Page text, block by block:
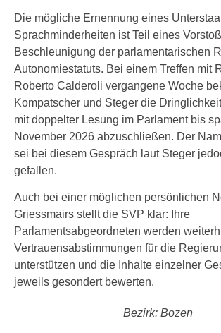
Die mögliche Ernennung eines
Sprachminderheiten ist Teil eines
Beschleunigung der parlamentarischen
Autonomiestatuts. Bei einem Treffen mit
Roberto Calderoli vergangene Woche
Kompatscher und Steger die
mit doppelter Lesung im Parlament bis
November 2026 abzuschließen. Der
sei bei diesem Gespräch laut Steger
gefallen.
Auch bei einer möglichen persönlichen
Griessmairs stellt die SVP klar: Ihre
Parlamentsabgeordneten werden
Vertrauensabstimmungen für die
unterstützen und die Inhalte einzelner
jeweils gesondert bewerten.
Bezirk: Bozen